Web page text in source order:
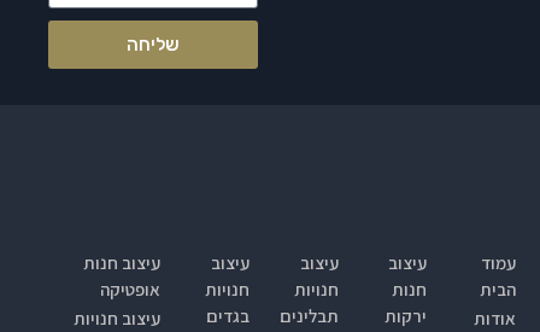
שליחה
עמוד
הבית
אודות
עיצוב
חנות
ירקות
עיצוב
חנויות
תבלינים
עיצוב
חנויות
בגדים
עיצוב חנות
אופטיקה
עיצוב חנויות